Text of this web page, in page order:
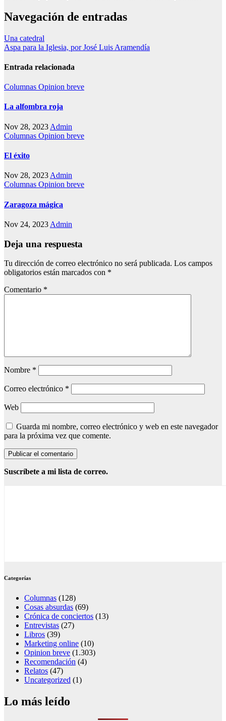
Navegación de entradas
Una catedral
Aspa para la Iglesia, por José Luis Aramendía
Entrada relacionada
Columnas Opinion breve
La alfombra roja
Nov 28, 2023 Admin
Columnas Opinion breve
El éxito
Nov 28, 2023 Admin
Columnas Opinion breve
Zaragoza mágica
Nov 24, 2023 Admin
Deja una respuesta
Tu dirección de correo electrónico no será publicada. Los campos
obligatorios están marcados con *
Comentario *
Nombre *
Correo electrónico *
Web
Guarda mi nombre, correo electrónico y web en este navegador
para la próxima vez que comente.
Suscríbete a mi lista de correo.
Categorías
Columnas (128)
Cosas absurdas (69)
Crónica de conciertos (13)
Entrevistas (27)
Libros (39)
Marketing online (10)
Opinion breve (1.303)
Recomendación (4)
Relatos (47)
Uncategorized (1)
Lo más leído